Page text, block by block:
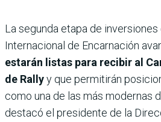
La segunda etapa de
Internacional de Encarnación
estarán listas para recibir al
de Rallyy que permitirán
como una de las más modernas
destacó el presidente de la